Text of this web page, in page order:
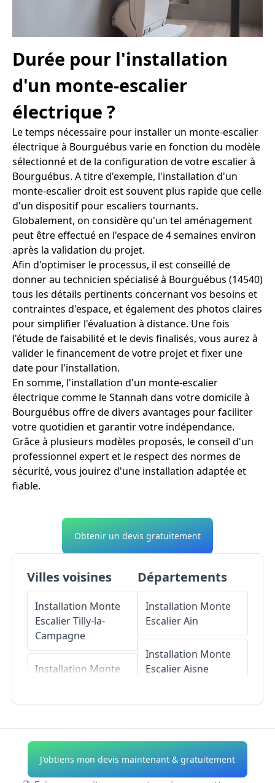
Durée pour l'installation
d'un monte-escalier
électrique ?
Le temps nécessaire pour installer un monte-escalier
électrique à Bourguébus varie en fonction du modèle
sélectionné et de la configuration de votre escalier à
Bourguébus. A titre d'exemple, l'installation d'un
monte-escalier droit est souvent plus rapide que celle
d'un dispositif pour escaliers tournants.
Globalement, on considère qu'un tel aménagement
peut être effectué en l'espace de 4 semaines environ
après la validation du projet.
Afin d'optimiser le processus, il est conseillé de
donner au technicien spécialisé à Bourguébus (14540)
tous les détails pertinents concernant vos besoins et
contraintes d'espace, et également des photos claires
pour simplifier l'évaluation à distance. Une fois
l'étude de faisabilité et le devis finalisés, vous aurez à
valider le financement de votre projet et fixer une
date pour l'installation.
En somme, l'installation d'un monte-escalier
électrique comme le Stannah dans votre domicile à
Bourguébus offre de divers avantages pour faciliter
votre quotidien et garantir votre indépendance.
Grâce à plusieurs modèles proposés, le conseil d'un
professionnel expert et le respect des normes de
sécurité, vous jouirez d'une installation adaptée et
fiable.
Obtenir un devis gratuitement
Villes voisines
Installation Monte
EscalierTilly-la-
Campagne
Installation Monte
EscalierHubert-
Installation Monte
Départements
Installation Monte
EscalierAin
Installation Monte
EscalierAisne
Installation Monte
EscalierAlpes-de-
Haute-Provence
J'obtiens mon devis maintenant & gratuitement